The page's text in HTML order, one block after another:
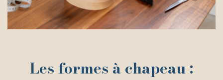
Les formes à chapeau :